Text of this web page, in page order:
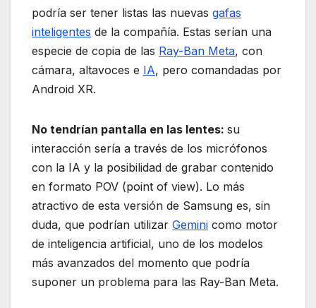
podría ser tener listas las nuevas gafas
inteligentes de la compañía. Estas serían una
especie de copia de las Ray-Ban Meta, con
cámara, altavoces e IA, pero comandadas por
Android XR.
No tendrían pantalla en las lentes: su
interacción sería a través de los micrófonos
con la IA y la posibilidad de grabar contenido
en formato POV (point of view). Lo más
atractivo de esta versión de Samsung es, sin
duda, que podrían utilizar Gemini como motor
de inteligencia artificial, uno de los modelos
más avanzados del momento que podría
suponer un problema para las Ray-Ban Meta.